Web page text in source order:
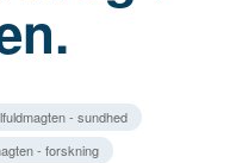
- sundhed
- forskning